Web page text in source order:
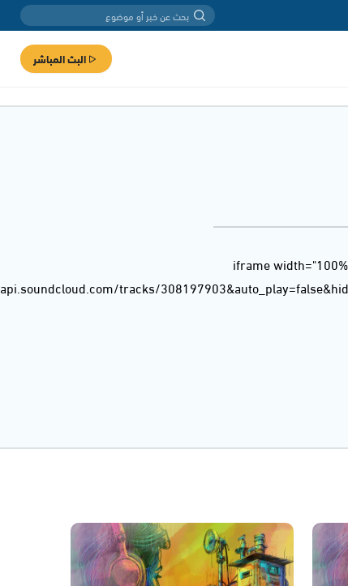
البث المباشر
<iframe
tracks/